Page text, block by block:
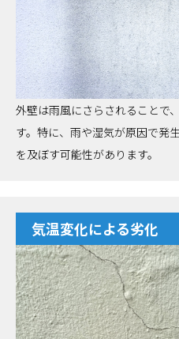
外壁は雨風にさらされることで
す。特に、雨や湿気が原因で発
を及ぼす可能性があります。
気温変化による劣化